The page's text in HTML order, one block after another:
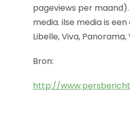
pageviews per
media. ilse media is
Libelle, Viva,
Bron:
http://